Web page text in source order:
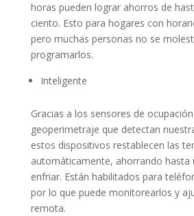
horas pueden lograr ahorros de
ciento. Esto para hogares con
pero muchas personas no se
programarlos.
Inteligente
Gracias a los sensores de
geoperimetraje que detectan
estos dispositivos restablecen las
automáticamente, ahorrando hasta
enfriar. Están habilitados para
por lo que puede monitorearlos y
remota.